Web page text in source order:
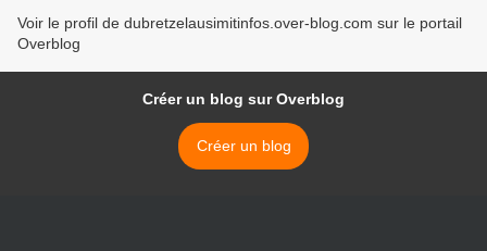
Voir le profil de dubretzelausimitinfos.over-blog.com sur le portail
Overblog
Créer un blog sur Overblog
Créer un blog